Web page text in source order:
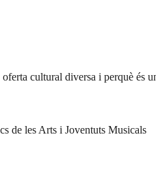
cultural diversa i perquè és
de les Arts i Joventuts Musicals